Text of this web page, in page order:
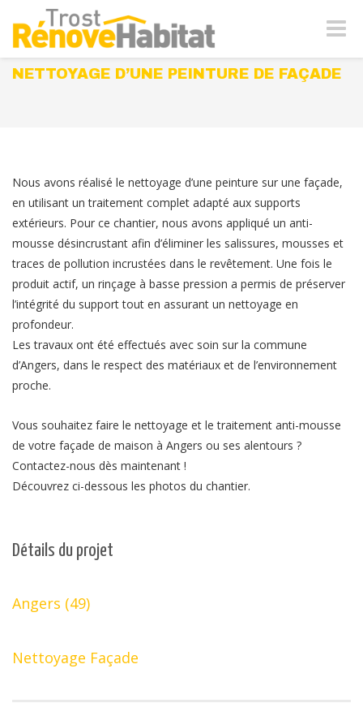
-
NETTOYAGE D’UNE PEINTURE DE FAÇADE
Nous avons réalisé le nettoyage d’une peinture sur une façade,
en utilisant un traitement complet adapté aux supports
extérieurs. Pour ce chantier, nous avons appliqué un anti-
mousse désincrustant afin d’éliminer les salissures, mousses et
traces de pollution incrustées dans le revêtement. Une fois le
produit actif, un rinçage à basse pression a permis de préserver
l’intégrité du support tout en assurant un nettoyage en
profondeur.
Les travaux ont été effectués avec soin sur la commune
d’Angers, dans le respect des matériaux et de l’environnement
proche.
Vous souhaitez faire le nettoyage et le traitement anti-mousse
de votre façade de maison à Angers ou ses alentours ?
Contactez-nous dès maintenant !
Découvrez ci-dessous les photos du chantier.
Détails du projet
Angers (49)
Nettoyage Façade